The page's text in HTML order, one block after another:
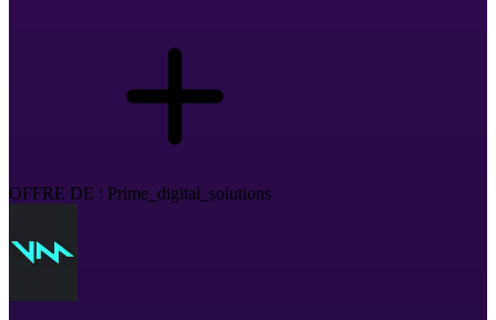
OFFRE DE : Prime_digital_solutions